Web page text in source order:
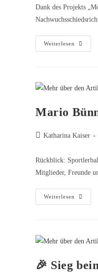
Dank des Projekts
Weiterlesen
Mario
Katharina Kaiser
Rückblick:
Mitglieder, Freunde
Weiterlesen
🎉 Sieg